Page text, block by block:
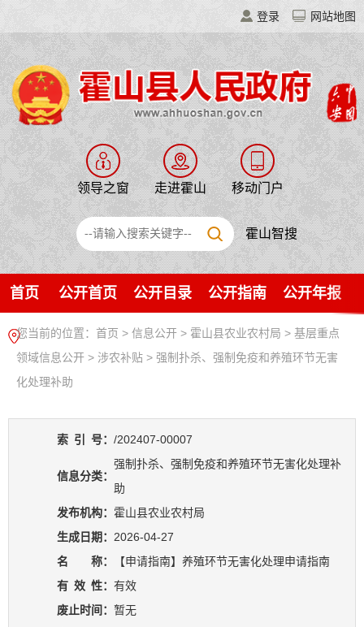
登录 网站地图
领导之窗 走进霍山 移动门户
霍山智搜
首页 公开首页 公开目录 公开指南 公开年报
您当前的位置： 首页 > 信息公开 > 霍山县农业农村局 > 基层重点
领域信息公开 > 涉农补贴 > 强制扑杀、强制免疫和养殖环节无害
化处理补助
索 引 号： /202407-00007
信息分类：
强制扑杀、强制免疫和养殖环节无害化处理补
助
发布机构： 霍山县农业农村局
生成日期： 2026-04-27
名 称：
【申请指南】养殖环节无害化处理申请指南
有 效 性： 有效
废止时间： 暂无